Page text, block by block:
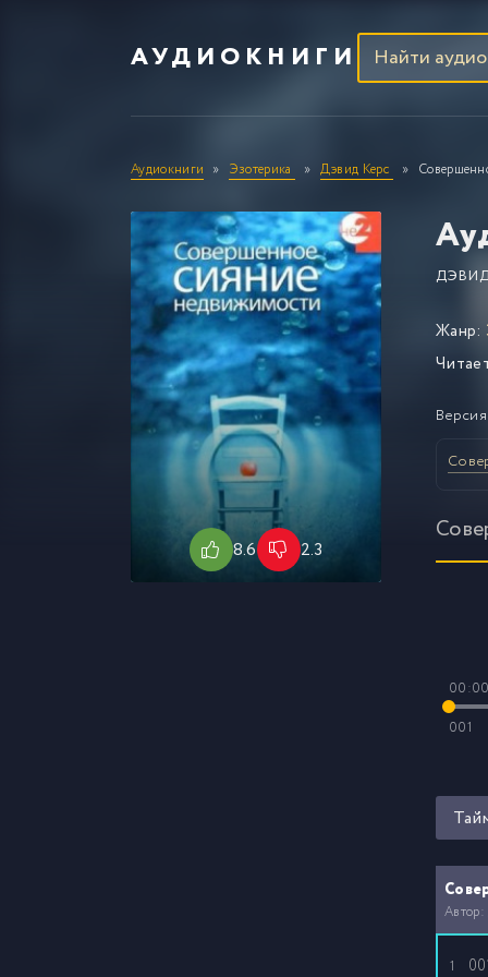
АУДИОКНИГИ
Аудиокниги Эзотерика Дэвид Керс
8.6 2.3
Жанр:
00:00
001
Автор:
1